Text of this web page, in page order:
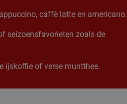
caffè latte en americano.
seizoensfavorieten zoals de
ijskoffie of verse muntthee.